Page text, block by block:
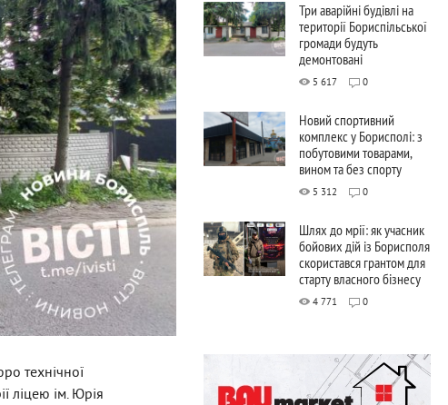
технічної
ліцею ім. Юрія
Три аварійні будівлі на
території Бориспільської
громади будуть
демонтовані
5 617 0
Новий спортивний
комплекс у Борисполі: з
побутовими товарами,
вином та без спорту
5 312 0
Шлях до мрії: як учасник
бойових дій із Борисполя
скористався грантом для
старту власного бізнесу
4 771 0